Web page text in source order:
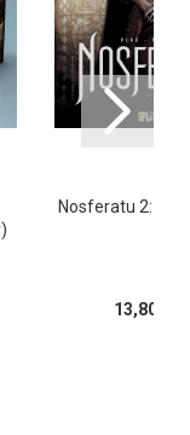
Nosferatu 2:
13,80